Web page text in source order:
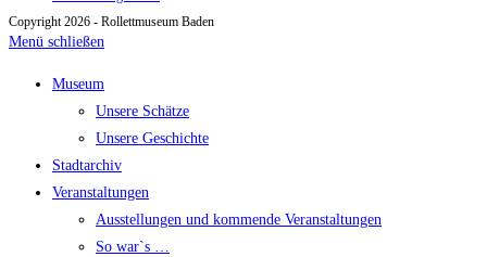
Copyright 2026 - Rollettmuseum Baden
Menü schließen
Museum
Unsere Schätze
Unsere Geschichte
Stadtarchiv
Veranstaltungen
Ausstellungen und kommende Veranstaltungen
So war`s …